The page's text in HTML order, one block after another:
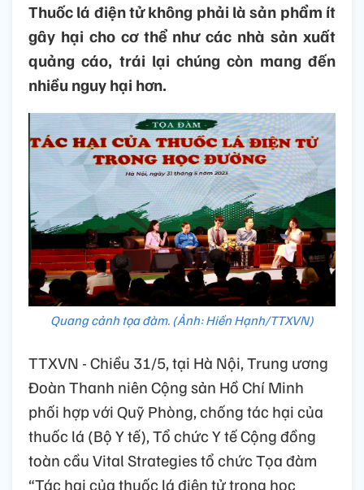
Thuốc lá điện tử không phải là sản phẩm ít
gây hại cho cơ thể như các nhà sản xuất
quảng cáo, trái lại chúng còn mang đến
nhiều nguy hại hơn.
Quang cảnh tọa đàm. (Ảnh: Hiền Hạnh/TTXVN)
TTXVN - Chiều 31/5, tại Hà Nội, Trung ương
Đoàn Thanh niên Cộng sản Hồ Chí Minh
phối hợp với Quỹ Phòng, chống tác hại của
thuốc lá (Bộ Y tế), Tổ chức Y tế Cộng đồng
toàn cầu Vital Strategies tổ chức Tọa đàm
“Tác hại của thuốc lá điện tử trong học